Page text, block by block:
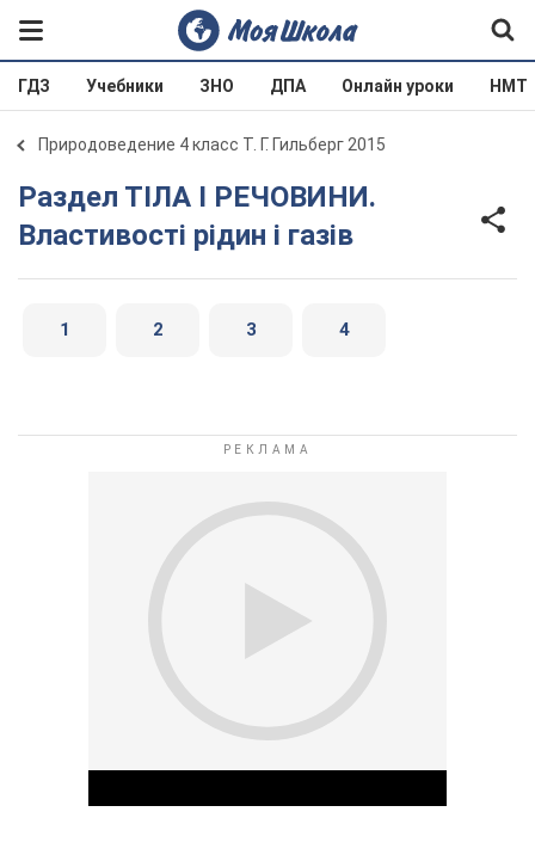
ГДЗ Учебники ЗНО ДПА Онлайн уроки НМТ
Природоведение 4 класс Т. Г. Гильберг 2015
Раздел ТIЛА I РЕЧОВИНИ.
Властивості рідин і газів
1 2 3 4